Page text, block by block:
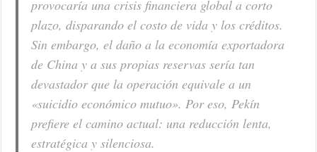
provocaría una crisis financiera global a corto
plazo, disparando el costo de vida y los créditos.
Sin embargo, el daño a la economía exportadora
de China y a sus propias reservas sería tan
devastador que la operación equivale a un
«suicidio económico mutuo». Por eso, Pekín
prefiere el camino actual: una reducción lenta,
estratégica y silenciosa.